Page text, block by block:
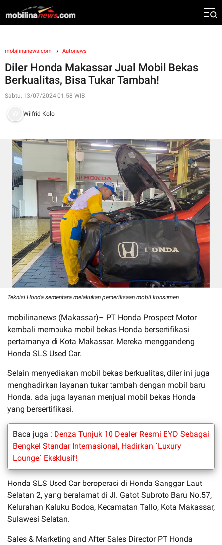
mobilinanews.com Autonews
Diler Honda Makassar Jual Mobil Bekas
Berkualitas, Bisa Tukar Tambah!
Sabtu, 13/07/2024 01:58 WIB
Wilfrid Kolo
Teknisi Honda sementara melakukan pemeriksaan mobil konsumen
mobilinanews (Makassar)– PT Honda Prospect Motor
kembali membuka mobil bekas Honda bersertifikasi
pertamanya di Kota Makassar. Mereka menggandeng
Honda SLS Used Car.
Selain menyediakan mobil bekas berkualitas, diler ini juga
menghadirkan layanan tukar tambah dengan mobil baru
Honda. ada juga layanan menjual mobil bekas Honda
yang bersertifikasi.
Baca juga : Denza Tunjuk 10 Dealer Resmi BYD Sebagai
Bengkel Standar Internasional, Hadirkan `Luxury
Lounge` Eksklusif!
Honda SLS Used Car beroperasi di Honda Sanggar Laut
Selatan 2, yang beralamat di Jl. Gatot Subroto Baru No.57,
Kelurahan Kaluku Bodoa, Kecamatan Tallo, Kota Makassar,
Sulawesi Selatan.
Sales & Marketing and After Sales Director PT Honda